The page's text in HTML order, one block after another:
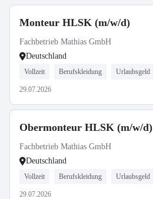
Monteur HLSK (m/w/d)
Fachbetrieb Mathias GmbH
Deutschland
Vollzeit Berufskleidung Urlaubsgeld
29.07.2026
Obermonteur HLSK (m/w/d)
Fachbetrieb Mathias GmbH
Deutschland
Vollzeit Berufskleidung Urlaubsgeld
29.07.2026